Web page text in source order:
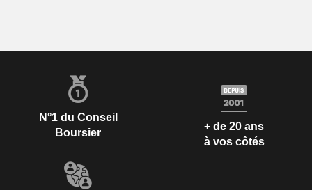
N°1 du Conseil
Boursier
+ de 20 ans
à vos côtés